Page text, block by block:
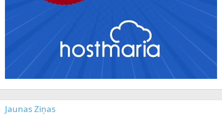
Jaunas Ziņas